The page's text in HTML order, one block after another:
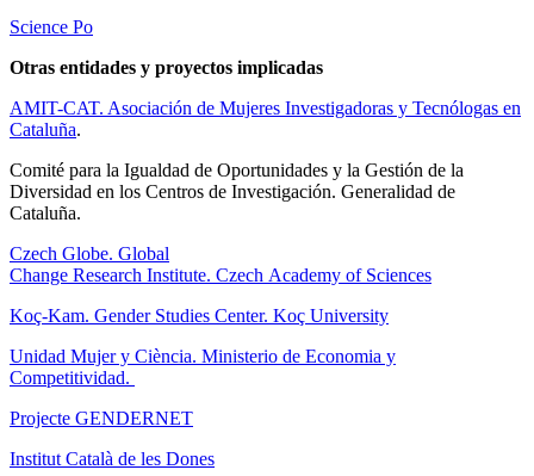
Science Po
Otras entidades y proyectos implicadas
AMIT-CAT. Asociación de Mujeres Investigadoras y Tecnólogas en
Cataluña.
Comité para la Igualdad de Oportunidades y la Gestión de la
Diversidad en los Centros de Investigación. Generalidad de
Cataluña.
Czech Globe. Global
Change Research Institute. Czech Academy of Sciences
Koç-Kam. Gender Studies Center. Koç University
Unidad Mujer y Ciència. Ministerio de Economia y
Competitividad.
Projecte GENDERNET
Institut Català de les Dones